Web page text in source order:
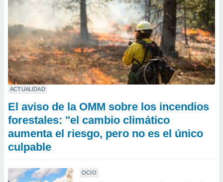
ACTUALIDAD
El aviso de la OMM sobre los incendios
forestales: "el cambio climático
aumenta el riesgo, pero no es el único
culpable
OCIO